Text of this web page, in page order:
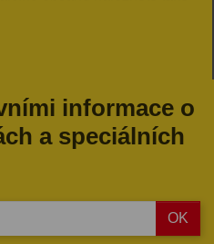
informace o
a speciálních
OK